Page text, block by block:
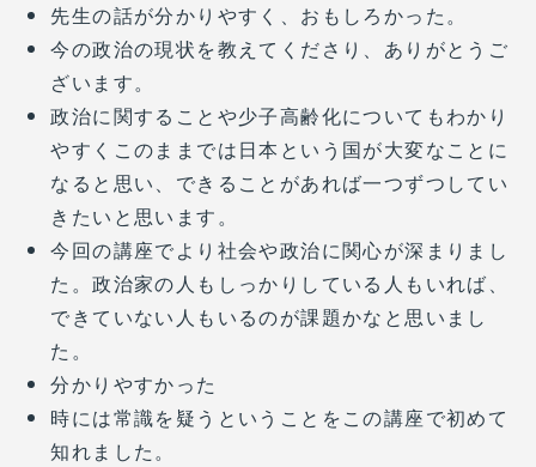
先生の話が分かりやすく、おもしろかった。
今の政治の現状を教えてくださり、ありがとうご
ざいます。
政治に関することや少子高齢化についてもわかり
やすくこのままでは日本という国が大変なことに
なると思い、できることがあれば一つずつしてい
きたいと思います。
今回の講座でより社会や政治に関心が深まりまし
た。政治家の人もしっかりしている人もいれば、
できていない人もいるのが課題かなと思いまし
た。
分かりやすかった
時には常識を疑うということをこの講座で初めて
知れました。